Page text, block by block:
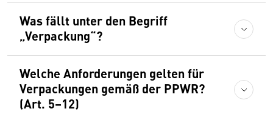
Was fällt unter den Begriff
„Verpackung“?
Welche Anforderungen gelten für
Verpackungen gemäß der PPWR?
(Art. 5–12)